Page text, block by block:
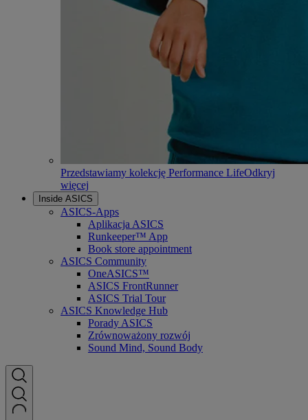
Przedstawiamy kolekcję Performance LifeOdkryj
więcej
Inside ASICS
ASICS-Apps
Aplikacja ASICS
Runkeeper™ App
Book store appointment
ASICS Community
OneASICS™
ASICS FrontRunner
ASICS Trial Tour
ASICS Knowledge Hub
Porady ASICS
Zrównoważony rozwój
Sound Mind, Sound Body